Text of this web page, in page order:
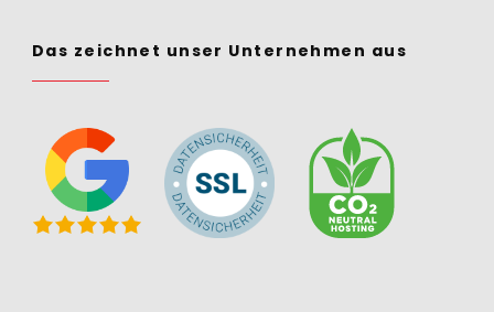
Das zeichnet unser Unternehmen aus